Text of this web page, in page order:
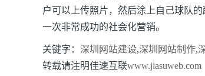
户可以上传照片，然后涂上自己球队
一次非常成功的社会化营销。
关键字： 深圳网站建设,深圳网站制作,
转载请注明佳速互联www.jiasuweb.com